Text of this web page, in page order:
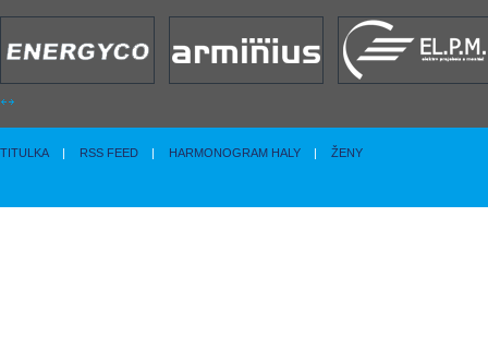
TITULKA RSS FEED HARMONOGRAM HALY ŽENY